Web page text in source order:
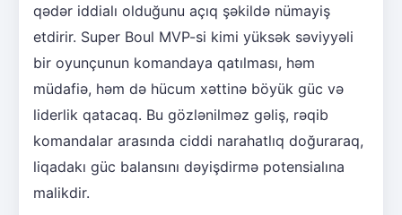
qədər iddialı olduğunu açıq şəkildə nümayiş
etdirir. Super Boul MVP-si kimi yüksək səviyyəli
bir oyunçunun komandaya qatılması, həm
müdafiə, həm də hücum xəttinə böyük güc və
liderlik qatacaq. Bu gözlənilməz gəliş, rəqib
komandalar arasında ciddi narahatlıq doğuraraq,
liqadakı güc balansını dəyişdirmə potensialına
malikdir.